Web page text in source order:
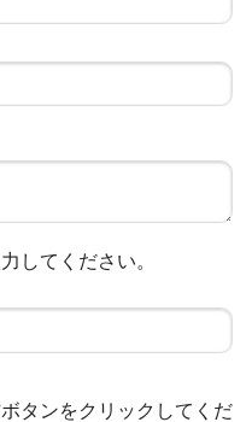
してください。
タンをクリックしてくだ